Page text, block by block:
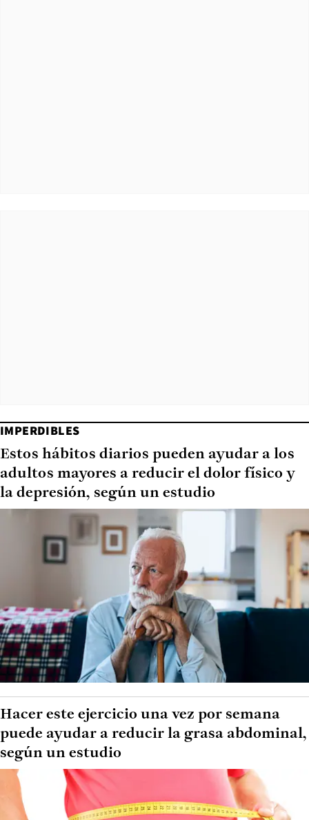
IMPERDIBLES
Estos hábitos diarios pueden ayudar a los
adultos mayores a reducir el dolor físico y
la depresión, según un estudio
Hacer este ejercicio una vez por semana
puede ayudar a reducir la grasa abdominal,
según un estudio